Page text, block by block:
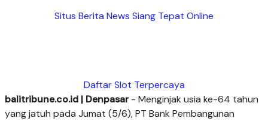
Situs Berita News Siang Tepat Online
Daftar Slot Terpercaya
balitribune.co.id | Denpasar- Menginjak usia ke-64 tahun
yang jatuh pada Jumat (5/6), PT Bank Pembangunan